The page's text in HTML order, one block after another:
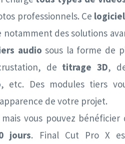
professionnels. Ce
notamment des solutions
audio sous la forme de
de titrage 3D,
, etc. Des modules tiers
de votre projet.
vous pouvez bénéficier
jours. Final Cut Pro X